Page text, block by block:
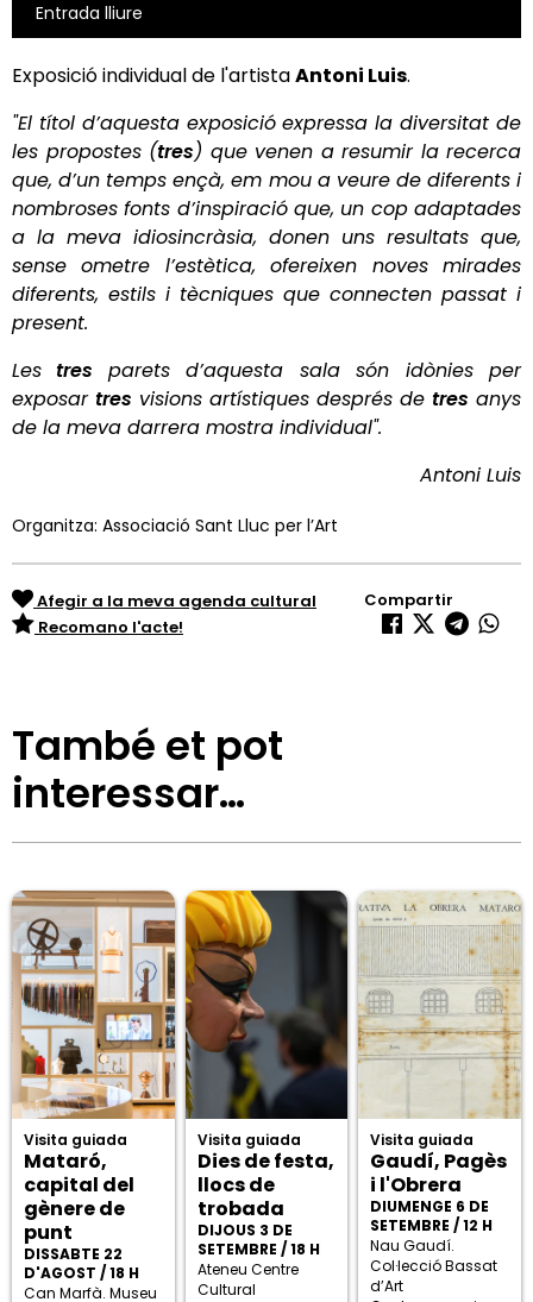
Entrada lliure
Exposició individual de l'artistaAntoni Luis.
"El títol d’aquesta exposició expressa la diversitat de
les propostes (tres) que venen a resumir la recerca
que, d’un temps ençà, em mou a veure de diferents i
nombroses fonts d’inspiració que, un cop adaptades
a la meva idiosincràsia, donen uns resultats que,
sense ometre l’estètica, ofereixen noves mirades
diferents, estils i tècniques que connecten passat i
present.
Les tres parets d’aquesta sala són idònies per
exposartres visions artístiques després de tres anys
de la meva darrera mostra individual".
Antoni Luis
Organitza: Associació Sant Lluc per l’Art
Afegir a la meva agenda cultural
Recomano l'acte!
Compartir
També et pot
interessar…
Visita guiada
Mataró,
capital del
gènere de
punt
DISSABTE 22
D'AGOST / 18 H
Can Marfà. Museu
Visita guiada
Dies de festa,
llocs de
trobada
DIJOUS 3 DE
SETEMBRE / 18 H
Ateneu Centre
Cultural
Visita guiada
Gaudí, Pagès
i l'Obrera
DIUMENGE 6 DE
SETEMBRE / 12 H
Nau Gaudí.
Col·lecció Bassat
d’Art